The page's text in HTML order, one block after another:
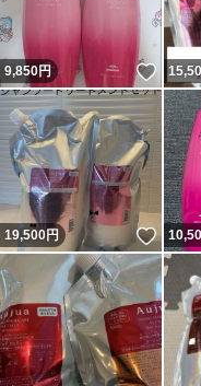
9,850円 いい
19,500円 いい